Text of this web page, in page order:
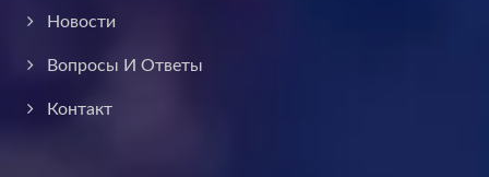
Новости
Вопросы И Ответы
Контакт